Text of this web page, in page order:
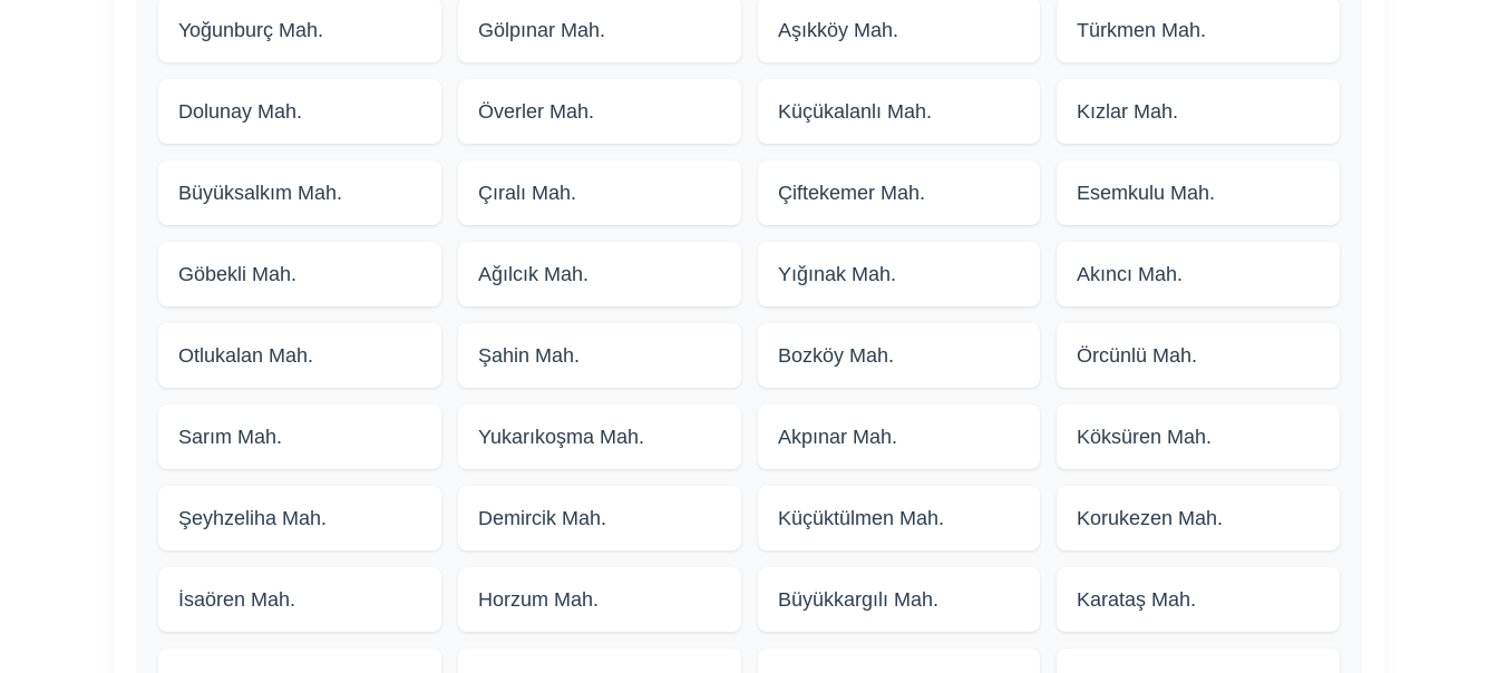
Yoğunburç Mah. Gölpınar Mah. Aşıkköy Mah. Türkmen Mah.
Dolunay Mah. Överler Mah. Küçükalanlı Mah. Kızlar Mah.
Büyüksalkım Mah. Çıralı Mah. Çiftekemer Mah. Esemkulu Mah.
Göbekli Mah. Ağılcık Mah. Yığınak Mah. Akıncı Mah.
Otlukalan Mah. Şahin Mah. Bozköy Mah. Örcünlü Mah.
Sarım Mah. Yukarıkoşma Mah. Akpınar Mah. Köksüren Mah.
Şeyhzeliha Mah. Demircik Mah. Küçüktülmen Mah. Korukezen Mah.
İsaören Mah. Horzum Mah. Büyükkargılı Mah. Karataş Mah.